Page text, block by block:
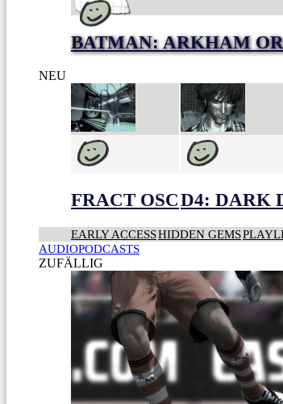
BATMAN: ARKHAM
NEU
FRACT OSCD4: DARK
EARLY ACCESSHIDDEN GEMS
AUDIOPODCASTS
ZUFÄLLIG